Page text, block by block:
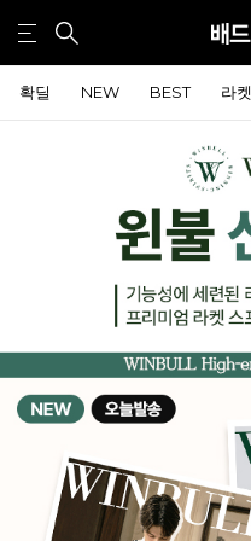
확딜 NEW BEST 라켓